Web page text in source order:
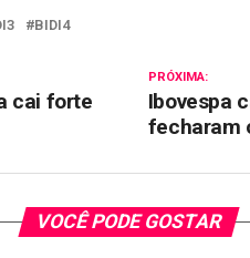
BIDI4
PRÓXIMA:
Ibovespa
fecharam
cai forte
VOCÊ PODE GOSTAR